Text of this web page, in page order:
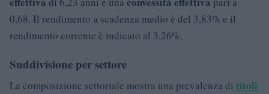
0,68. Il rendimento a scadenza medio è del 3,83% e il
rendimento corrente è indicato al 3,26%.
Suddivisione per settore
La composizione settoriale mostra una prevalenza di titoli